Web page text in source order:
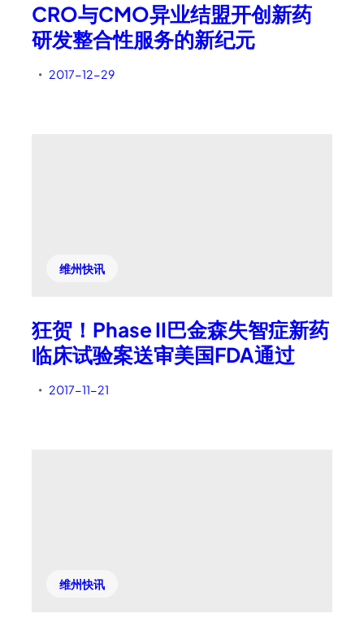
CRO与CMO异业结盟开创新药
研发整合性服务的新纪元
• 2017-12-29
维州快讯
狂贺！Phase II巴金森失智症新药
临床试验案送审美国FDA通过
• 2017-11-21
维州快讯